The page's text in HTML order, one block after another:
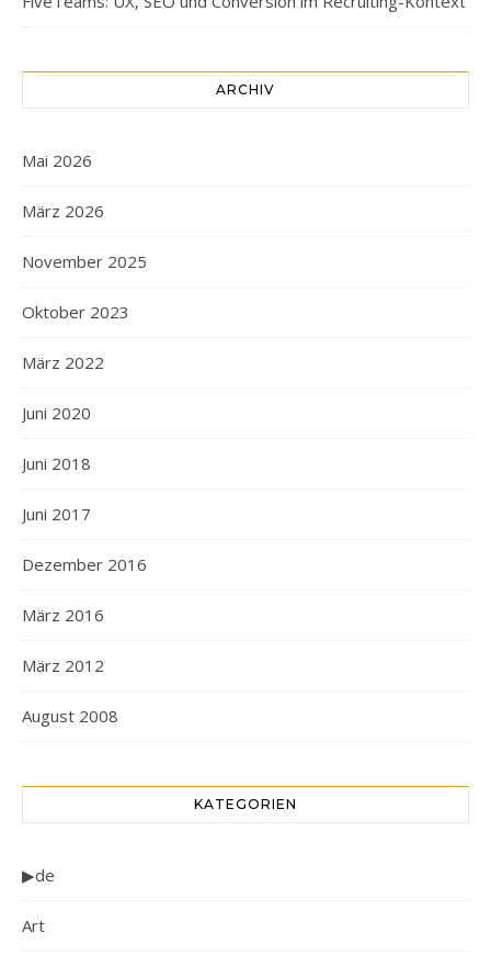
ARCHIV
Mai 2026
März 2026
November 2025
Oktober 2023
März 2022
Juni 2020
Juni 2018
Juni 2017
Dezember 2016
März 2016
März 2012
August 2008
KATEGORIEN
▶de
Art